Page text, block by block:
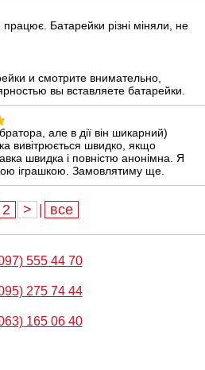
Насадка Silikon
Sleeve - Clear
Батарейки різні міняли, не
и смотрите внимательно,
вы вставляете батарейки.
але в дії він шикарний)
вивітрюється швидко, якщо
швидка і повністю анонімна. Я
іграшкою. Замовлятиму ще.
2 > | все
555 44 70
275 74 44
165 06 40